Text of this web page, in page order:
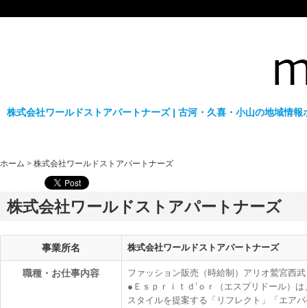
株式会社ワールドストアパートナーズ | 古河・久喜・小山の地域情
ホーム > 株式会社ワールドストアパートナーズ
株式会社ワールドストアパートナーズ
事業所名 株式会社ワールドストアパートナーズ
職種・お仕事内容
ファッション販売（時給制）アリオ鷲宮西武
●Ｅｓｐｒｉｔｄ’ｏｒ（エスプリドール）
スタイルを提案する「リフレクト」「エア